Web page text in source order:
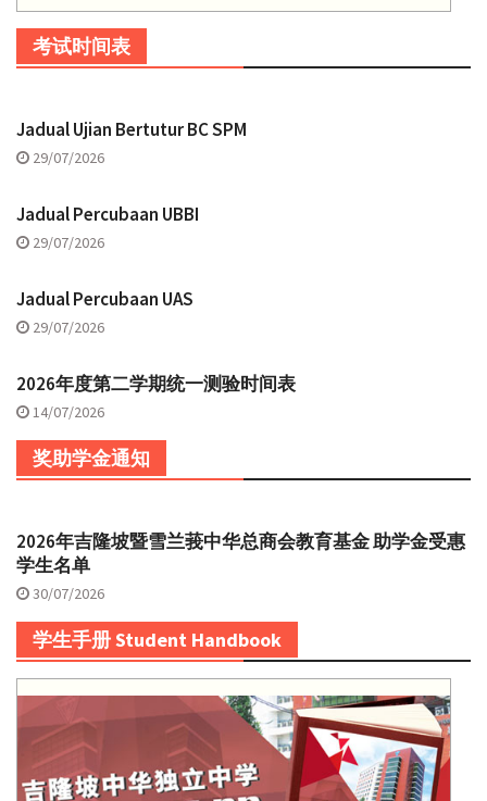
考试时间表
Jadual Ujian Bertutur BC SPM
29/07/2026
Jadual Percubaan UBBI
29/07/2026
Jadual Percubaan UAS
29/07/2026
2026年度第二学期统一测验时间表
14/07/2026
奖助学金通知
2026年吉隆坡暨雪兰莪中华总商会教育基金 助学金受惠
学生名单
30/07/2026
学生手册 Student Handbook